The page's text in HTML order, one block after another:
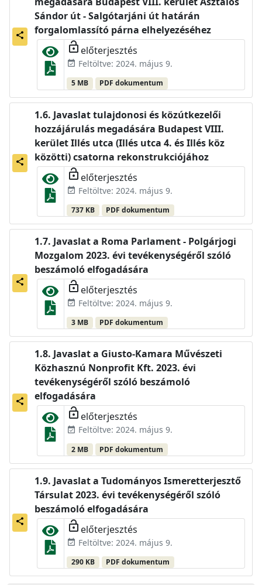
share
Sándor út - Salgótarjáni út határán
forgalomlassító párna elhelyezéséhez
lock_open előterjesztés
event_available Feltöltve: 2024. május 9.
5 MB PDF dokumentum
share
Javaslat tulajdonosi és közútkezelői
hozzájárulás megadására Budapest VIII.
kerület Illés utca (Illés utca 4. és Illés köz
közötti) csatorna rekonstrukciójához
lock_open előterjesztés
event_available Feltöltve: 2024. május 9.
737 KB PDF dokumentum
share
Javaslat a Roma Parlament - Polgárjogi
Mozgalom 2023. évi tevékenységéről szóló
beszámoló elfogadására
lock_open előterjesztés
event_available Feltöltve: 2024. május 9.
3 MB PDF dokumentum
share
Javaslat a Giusto-Kamara Művészeti
Közhasznú Nonprofit Kft. 2023. évi
tevékenységéről szóló beszámoló
elfogadására
lock_open előterjesztés
event_available Feltöltve: 2024. május 9.
2 MB PDF dokumentum
share
Javaslat a Tudományos Ismeretterjesztő
Társulat 2023. évi tevékenységéről szóló
beszámoló elfogadására
lock_open előterjesztés
event_available Feltöltve: 2024. május 9.
290 KB PDF dokumentum